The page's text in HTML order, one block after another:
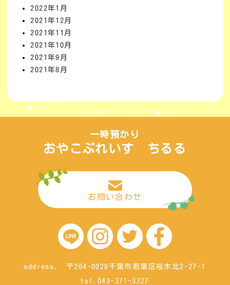
2022年1月
2021年12月
2021年11月
2021年10月
2021年9月
2021年8月
一時預かり
おやこぷれいす ちるる
お問い合わせ
address. 〒264-0029千葉市若葉区桜木北2-27-1
tel.043-371-3327